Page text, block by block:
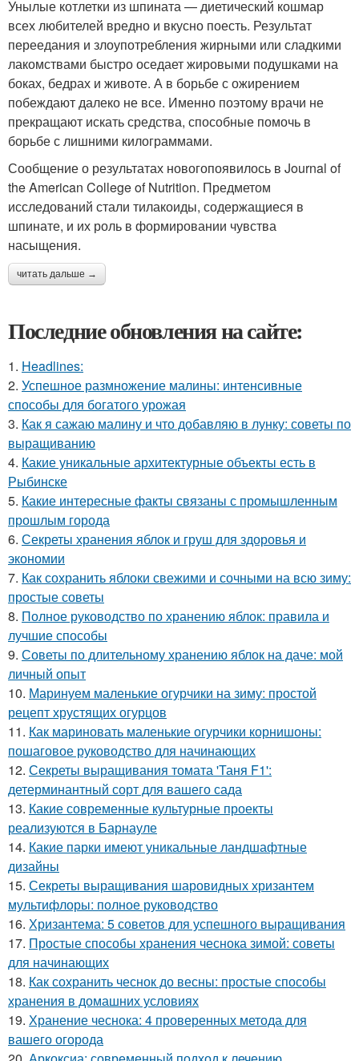
Унылые котлетки из шпината — диетический кошмар
всех любителей вредно и вкусно поесть. Результат
переедания и злоупотребления жирными или сладкими
лакомствами быстро оседает жировыми подушками на
боках, бедрах и животе. А в борьбе с ожирением
побеждают далеко не все. Именно поэтому врачи не
прекращают искать средства, способные помочь в
борьбе с лишними килограммами.
Сообщение о результатах новогопоявилось в Journal of
the American College of Nutrition. Предметом
исследований стали тилакоиды, содержащиеся в
шпинате, и их роль в формировании чувства
насыщения.
читать дальше →
Последние обновления на сайте:
1. Headlines:
2. Успешное размножение малины: интенсивные
способы для богатого урожая
3. Как я сажаю малину и что добавляю в лунку: советы по
выращиванию
4. Какие уникальные архитектурные объекты есть в
Рыбинске
5. Какие интересные факты связаны с промышленным
прошлым города
6. Секреты хранения яблок и груш для здоровья и
экономии
7. Как сохранить яблоки свежими и сочными на всю зиму:
простые советы
8. Полное руководство по хранению яблок: правила и
лучшие способы
9. Советы по длительному хранению яблок на даче: мой
личный опыт
10. Маринуем маленькие огурчики на зиму: простой
рецепт хрустящих огурцов
11. Как мариновать маленькие огурчики корнишоны:
пошаговое руководство для начинающих
12. Секреты выращивания томата 'Таня F1':
детерминантный сорт для вашего сада
13. Какие современные культурные проекты
реализуются в Барнауле
14. Какие парки имеют уникальные ландшафтные
дизайны
15. Секреты выращивания шаровидных хризантем
мультифлоры: полное руководство
16. Хризантема: 5 советов для успешного выращивания
17. Простые способы хранения чеснока зимой: советы
для начинающих
18. Как сохранить чеснок до весны: простые способы
хранения в домашних условиях
19. Хранение чеснока: 4 проверенных метода для
вашего огорода